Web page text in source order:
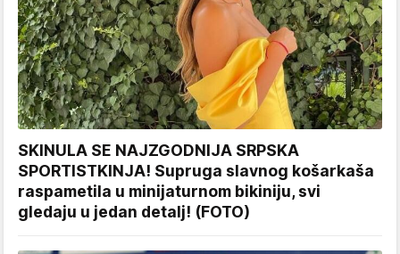
SKINULA SE NAJZGODNIJA SRPSKA
SPORTISTKINJA! Supruga slavnog košarkaša
raspametila u minijaturnom bikiniju, svi
gledaju u jedan detalj! (FOTO)